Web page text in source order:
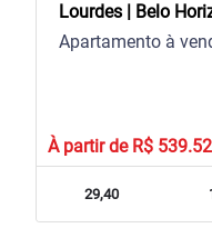
Lourdes | Belo
Apartamento à
À partir de R$
29,40